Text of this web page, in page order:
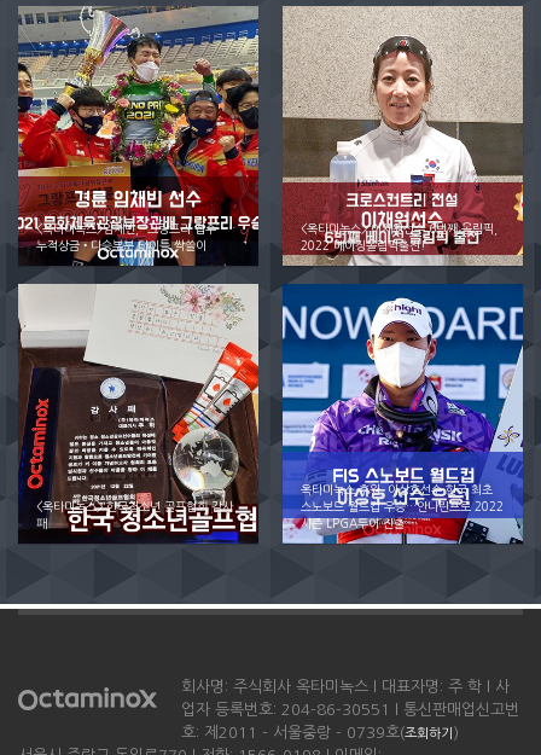
<옥타미녹스>임채빈, “그랑프리 접수” …
누적상금•다승부분 타이틀 싹쓸이
<옥타미녹스> 이채원선수 6번째 올림픽,
2022 베이징올림픽출전!
<옥타미녹스> 한국청소년 골프협회 감사
패
옥타미녹스 후원, 이상호선수 한국 최초
스노보드 월드컵 우승…안나린프로 2022
시즌 LPGA투어 진출
회사명: 주식회사 옥타미녹스 l 대표자명: 주 학 l 사
업자 등록번호: 204-86-30551 l 통신판매업신고번
호: 제2011 - 서울중랑 - 0739호(조회하기 )